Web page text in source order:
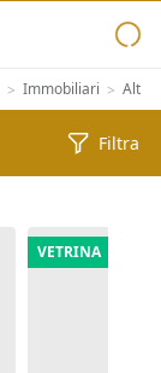
> Immobiliari > Altre
Filtra
VETRINA